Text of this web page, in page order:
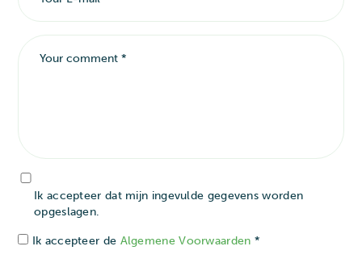
Ik accepteer dat mijn ingevulde gegevens worden
opgeslagen.
Ik accepteer de Algemene Voorwaarden *